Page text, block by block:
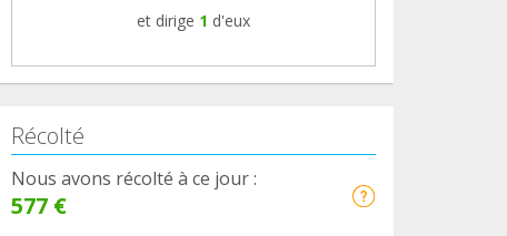
et dirige 1 d'eux
Récolté
Nous avons récolté à ce jour :
577 €